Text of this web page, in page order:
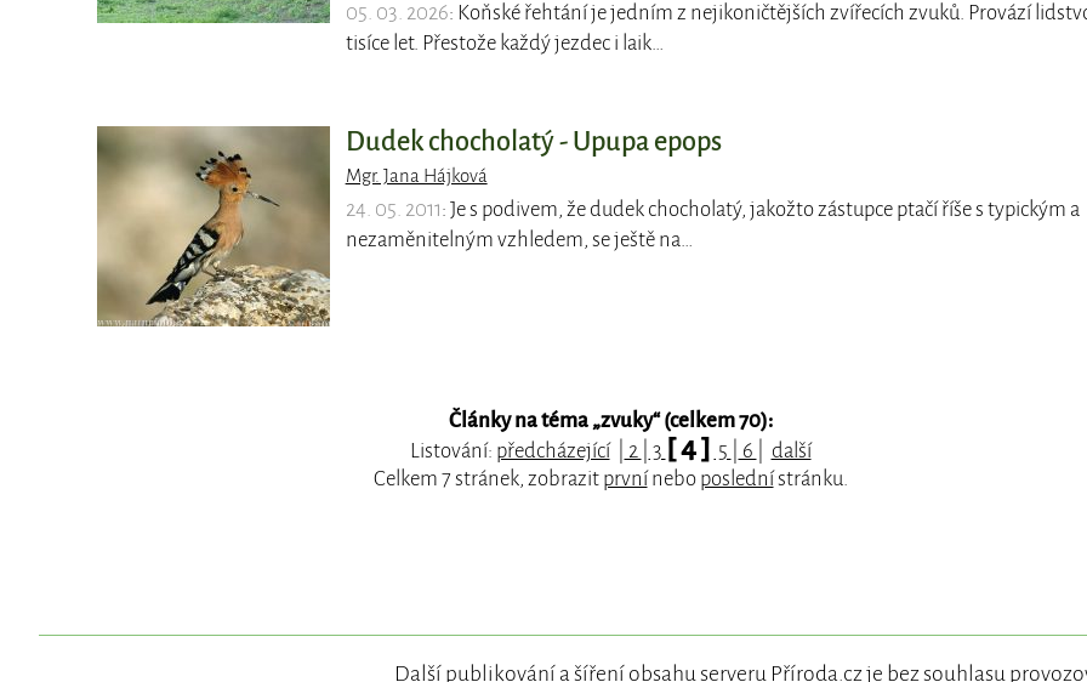
05. 03. 2026: Koňské řehtání je jedním z nejikoničtějších zvířecích zvuků. Provází
tisíce let. Přestože každý jezdec i laik…
Dudek chocholatý - Upupa epops
Mgr. Jana Hájková
24. 05. 2011: Je s podivem, že dudek chocholatý, jakožto zástupce ptačí říše s typickým a
nezaměnitelným vzhledem, se ještě na…
Články na téma „zvuky“ (celkem 70):
Listování: předcházející| 2 3 [ 4 ] 5 6
další
Celkem 7 stránek, zobrazit prvnínebo poslednístránku.
Další publikování a šíření obsahu serveru Příroda.cz je bez souhlasu